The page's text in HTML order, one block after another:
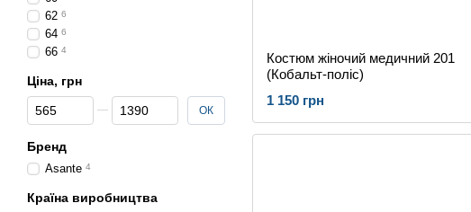
Костюм жіночий медичний 201
(Кобальт-поліс)
1 150 грн
62 6
64 6
66 4
Ціна, грн
Від Ціна, грн
До Ціна, грн ОК
Бренд
Asante 4
Країна виробництва